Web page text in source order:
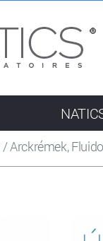
/Arckrémek,